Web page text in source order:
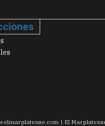
elmarplatense.com El